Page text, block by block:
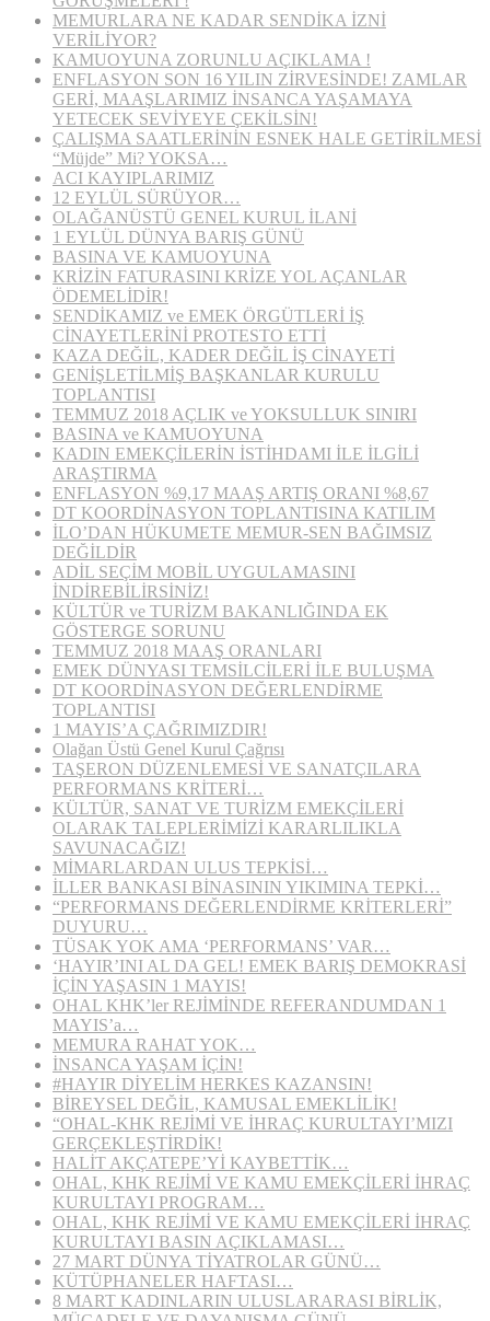
MEMURLARA NE KADAR SENDİKA İZNİ
VERİLİYOR?
KAMUOYUNA ZORUNLU AÇIKLAMA !
ENFLASYON SON 16 YILIN ZİRVESİNDE! ZAMLAR
GERİ, MAAŞLARIMIZ İNSANCA YAŞAMAYA
YETECEK SEVİYEYE ÇEKİLSİN!
ÇALIŞMA SAATLERİNİN ESNEK HALE GETİRİLMESİ
“Müjde” Mi? YOKSA…
ACI KAYIPLARIMIZ
12 EYLÜL SÜRÜYOR…
OLAĞANÜSTÜ GENEL KURUL İLANİ
1 EYLÜL DÜNYA BARIŞ GÜNÜ
BASINA VE KAMUOYUNA
KRİZİN FATURASINI KRİZE YOL AÇANLAR
ÖDEMELİDİR!
SENDİKAMIZ ve EMEK ÖRGÜTLERİ İŞ
CİNAYETLERİNİ PROTESTO ETTİ
KAZA DEĞİL, KADER DEĞİL İŞ CİNAYETİ
GENİŞLETİLMİŞ BAŞKANLAR KURULU
TOPLANTISI
TEMMUZ 2018 AÇLIK ve YOKSULLUK SINIRI
BASINA ve KAMUOYUNA
KADIN EMEKÇİLERİN İSTİHDAMI İLE İLGİLİ
ARAŞTIRMA
ENFLASYON %9,17 MAAŞ ARTIŞ ORANI %8,67
DT KOORDİNASYON TOPLANTISINA KATILIM
İLO’DAN HÜKUMETE MEMUR-SEN BAĞIMSIZ
DEĞİLDİR
ADİL SEÇİM MOBİL UYGULAMASINI
İNDİREBİLİRSİNİZ!
KÜLTÜR ve TURİZM BAKANLIĞINDA EK
GÖSTERGE SORUNU
TEMMUZ 2018 MAAŞ ORANLARI
EMEK DÜNYASI TEMSİLCİLERİ İLE BULUŞMA
DT KOORDİNASYON DEĞERLENDİRME
TOPLANTISI
1 MAYIS’A ÇAĞRIMIZDIR!
Olağan Üstü Genel Kurul Çağrısı
TAŞERON DÜZENLEMESİ VE SANATÇILARA
PERFORMANS KRİTERİ…
KÜLTÜR, SANAT VE TURİZM EMEKÇİLERİ
OLARAK TALEPLERİMİZİ KARARLILIKLA
SAVUNACAĞIZ!
MİMARLARDAN ULUS TEPKİSİ…
İLLER BANKASI BİNASININ YIKIMINA TEPKİ…
“PERFORMANS DEĞERLENDİRME KRİTERLERİ”
DUYURU…
TÜSAK YOK AMA ‘PERFORMANS’ VAR…
‘HAYIR’INI AL DA GEL! EMEK BARIŞ DEMOKRASİ
İÇİN YAŞASIN 1 MAYIS!
OHAL KHK’ler REJİMİNDE REFERANDUMDAN 1
MAYIS’a…
MEMURA RAHAT YOK…
İNSANCA YAŞAM İÇİN!
#HAYIR DİYELİM HERKES KAZANSIN!
BİREYSEL DEĞİL, KAMUSAL EMEKLİLİK!
“OHAL-KHK REJİMİ VE İHRAÇ KURULTAYI’MIZI
GERÇEKLEŞTİRDİK!
HALİT AKÇATEPE’Yİ KAYBETTİK…
OHAL, KHK REJİMİ VE KAMU EMEKÇİLERİ İHRAÇ
KURULTAYI PROGRAM…
OHAL, KHK REJİMİ VE KAMU EMEKÇİLERİ İHRAÇ
KURULTAYI BASIN AÇIKLAMASI…
27 MART DÜNYA TİYATROLAR GÜNÜ…
KÜTÜPHANELER HAFTASI…
8 MART KADINLARIN ULUSLARARASI BİRLİK,